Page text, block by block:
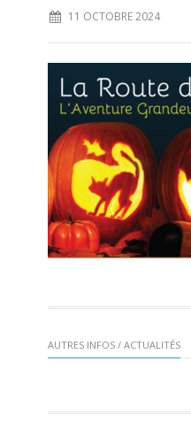
11 OCTOBRE 2024
AUTRES INFOS / ACTUALITÉS